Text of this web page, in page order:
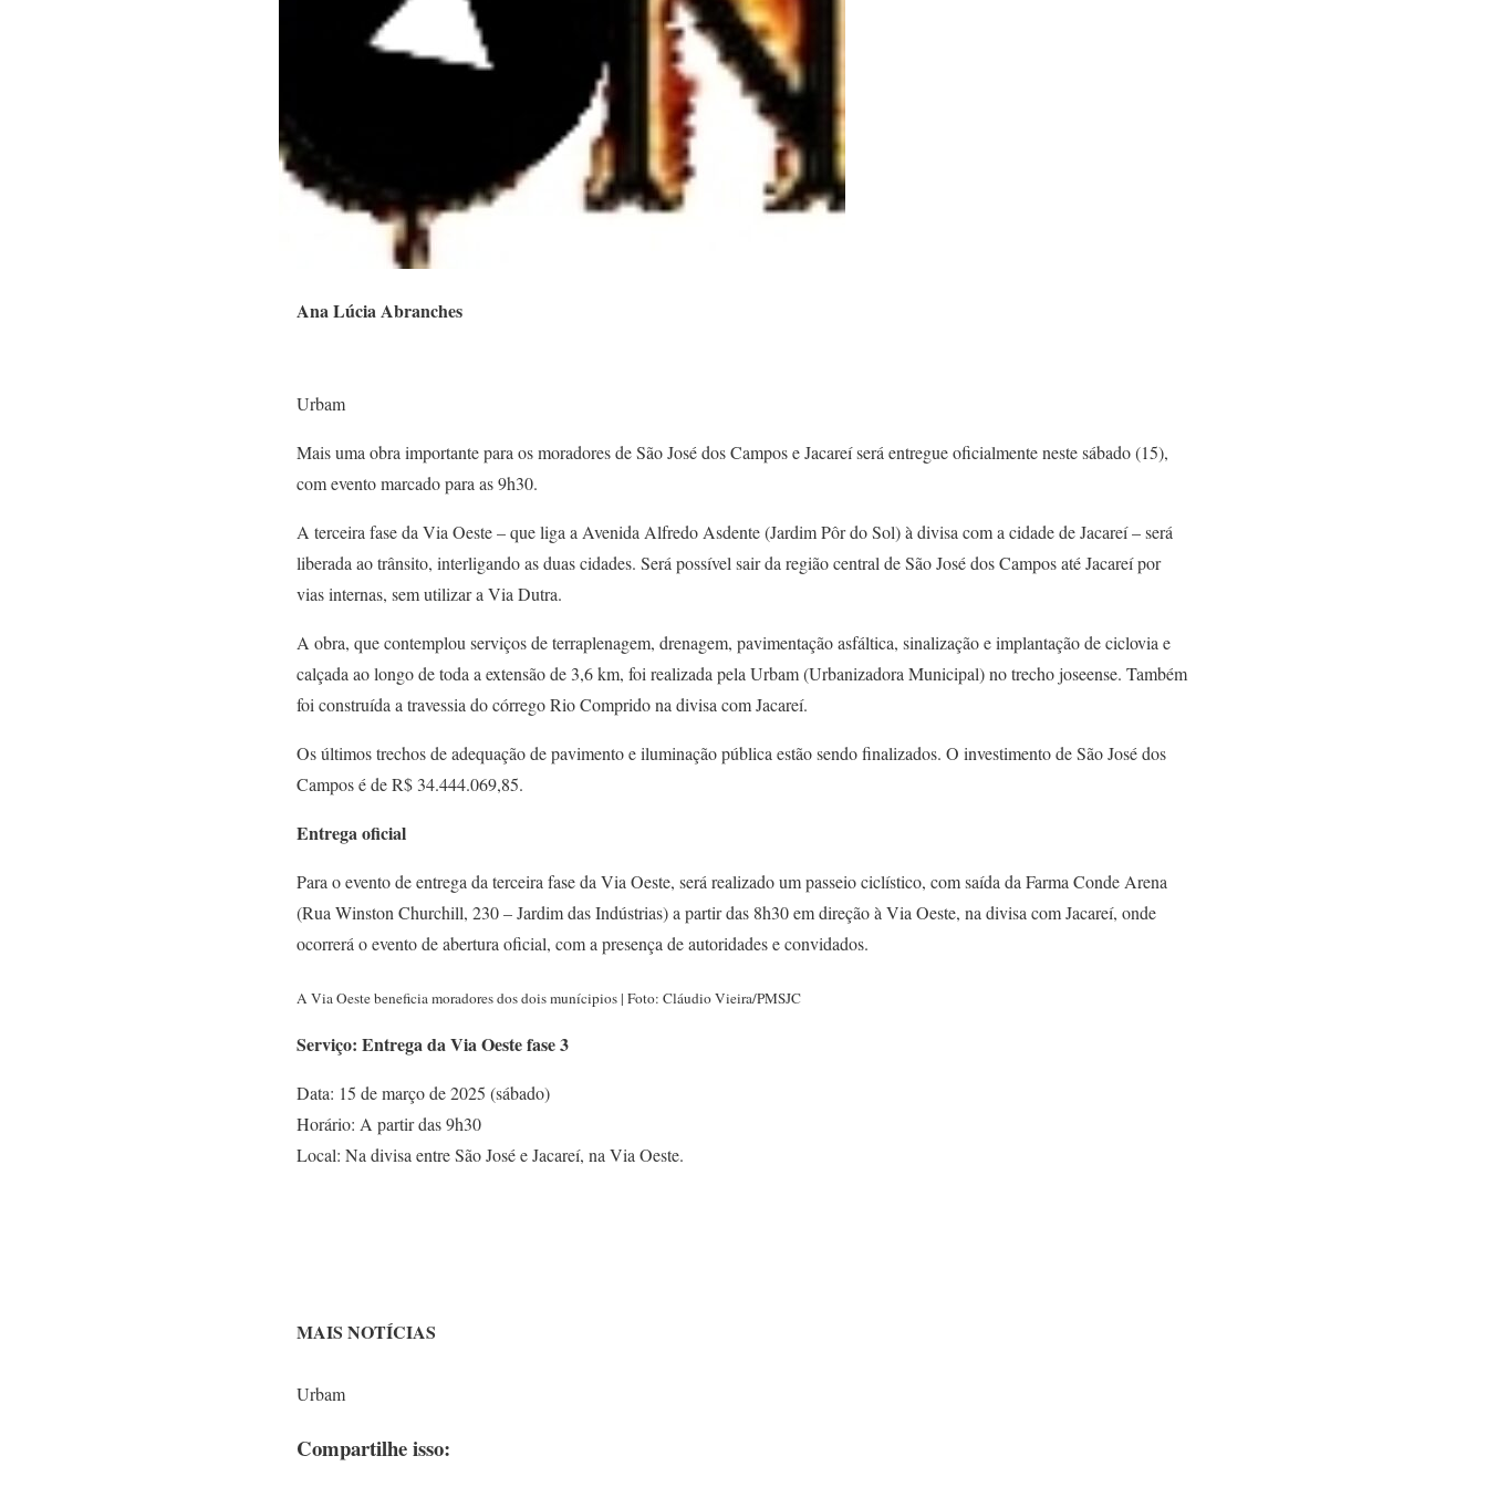
Ana Lúcia Abranches
Urbam
Mais uma obra importante para os moradores de São José dos Campos e Jacareí será entregue oficialmente neste sábado (15),
com evento marcado para as 9h30.
A terceira fase da Via Oeste – que liga a Avenida Alfredo Asdente (Jardim Pôr do Sol) à divisa com a cidade de Jacareí – será
liberada ao trânsito, interligando as duas cidades. Será possível sair da região central de São José dos Campos até Jacareí por
vias internas, sem utilizar a Via Dutra.
A obra, que contemplou serviços de terraplenagem, drenagem, pavimentação asfáltica, sinalização e implantação de ciclovia e
calçada ao longo de toda a extensão de 3,6 km, foi realizada pela Urbam (Urbanizadora Municipal) no trecho joseense. Também
foi construída a travessia do córrego Rio Comprido na divisa com Jacareí.
Os últimos trechos de adequação de pavimento e iluminação pública estão sendo finalizados. O investimento de São José dos
Campos é de R$ 34.444.069,85.
Entrega oficial
Para o evento de entrega da terceira fase da Via Oeste, será realizado um passeio ciclístico, com saída da Farma Conde Arena
(Rua Winston Churchill, 230 – Jardim das Indústrias) a partir das 8h30 em direção à Via Oeste, na divisa com Jacareí, onde
ocorrerá o evento de abertura oficial, com a presença de autoridades e convidados.
A Via Oeste beneficia moradores dos dois munícipios | Foto: Cláudio Vieira/PMSJC
Serviço: Entrega da Via Oeste fase 3
Data: 15 de março de 2025 (sábado)
Horário: A partir das 9h30
Local: Na divisa entre São José e Jacareí, na Via Oeste.
MAIS NOTÍCIAS
Urbam
Compartilhe isso: